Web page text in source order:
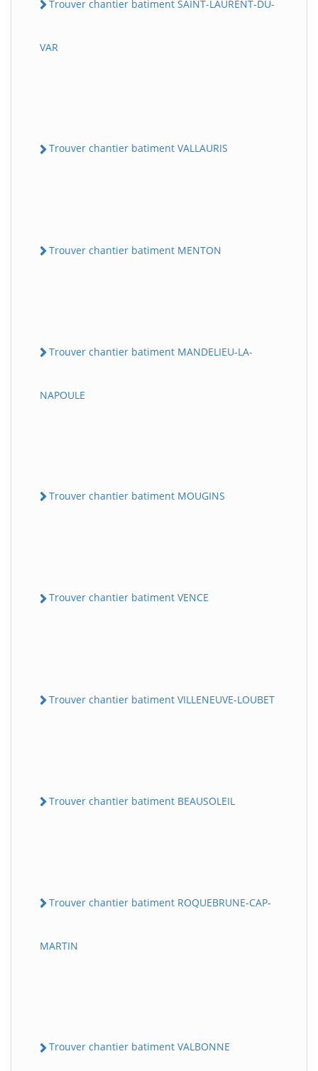
Trouver chantier batiment SAINT-LAURENT-DU-
VAR
Trouver chantier batiment VALLAURIS
Trouver chantier batiment MENTON
Trouver chantier batiment MANDELIEU-LA-
NAPOULE
Trouver chantier batiment MOUGINS
Trouver chantier batiment VENCE
Trouver chantier batiment VILLENEUVE-LOUBET
Trouver chantier batiment BEAUSOLEIL
Trouver chantier batiment ROQUEBRUNE-CAP-
MARTIN
Trouver chantier batiment VALBONNE